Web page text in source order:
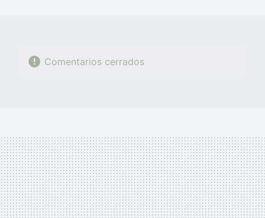
Comentarios cerrados